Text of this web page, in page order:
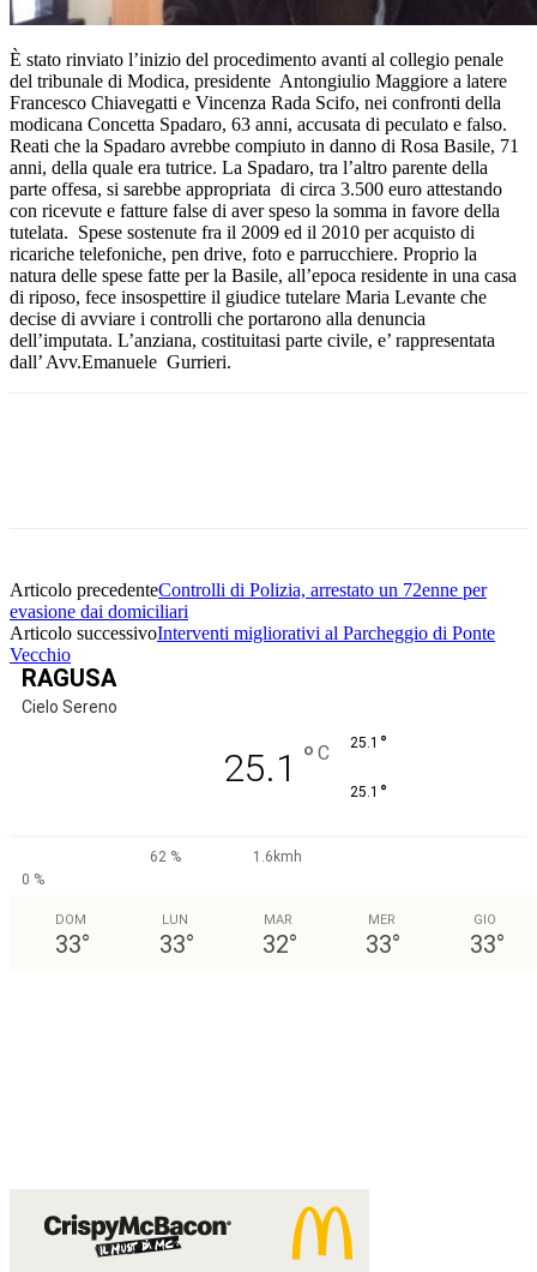
È stato rinviato l’inizio del procedimento avanti al collegio penale
del tribunale di Modica, presidente Antongiulio Maggiore a latere
Francesco Chiavegatti e Vincenza Rada Scifo, nei confronti della
modicana Concetta Spadaro, 63 anni, accusata di peculato e falso.
Reati che la Spadaro avrebbe compiuto in danno di Rosa Basile, 71
anni, della quale era tutrice. La Spadaro, tra l’altro parente della
parte offesa, si sarebbe appropriata di circa 3.500 euro attestando
con ricevute e fatture false di aver speso la somma in favore della
tutelata. Spese sostenute fra il 2009 ed il 2010 per acquisto di
ricariche telefoniche, pen drive, foto e parrucchiere. Proprio la
natura delle spese fatte per la Basile, all’epoca residente in una casa
di riposo, fece insospettire il giudice tutelare Maria Levante che
decise di avviare i controlli che portarono alla denuncia
dell’imputata. L’anziana, costituitasi parte civile, e’ rappresentata
dall’ Avv.Emanuele Gurrieri.
Articolo precedenteControlli di Polizia, arrestato un 72enne per
evasione dai domiciliari
Articolo successivoInterventi migliorativi al Parcheggio di Ponte
Vecchio
RAGUSA
Cielo Sereno
25.1 ° C 25.1 °
25.1 °
62 %
1.6kmh
0 %
DOM
33°
LUN
33°
MAR
32°
MER
33°
GIO
33°